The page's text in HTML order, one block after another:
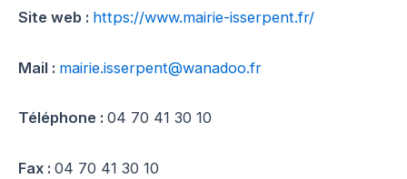
Site web : https://www.mairie-isserpent.fr/
Mail : mairie.isserpent@wanadoo.fr
Téléphone : 04 70 41 30 10
Fax : 04 70 41 30 10